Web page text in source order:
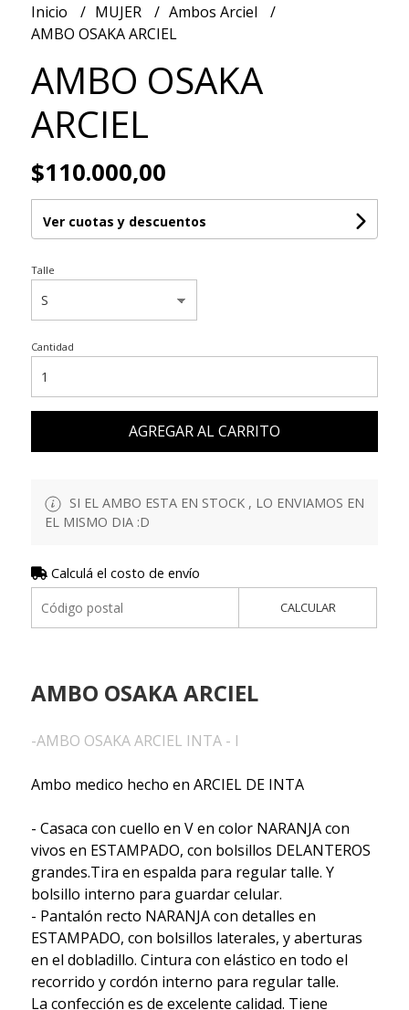
Inicio MUJER
Ambos Arciel
AMBO OSAKA ARCIEL
AMBO OSAKA
ARCIEL
$110.000,00
Ver cuotas y descuentos
Talle
Cantidad
AGREGAR AL CARRITO
SI EL AMBO ESTA EN STOCK , LO ENVIAMOS EN
EL MISMO DIA :D
Calculá el costo de envío
CALCULAR
AMBO OSAKA ARCIEL
-AMBO OSAKA ARCIEL INTA - I
Ambo medico hecho en ARCIEL DE INTA
- Casaca con cuello en V en color NARANJA con
vivos en ESTAMPADO, con bolsillos DELANTEROS
grandes.Tira en espalda para regular talle. Y
bolsillo interno para guardar celular.
- Pantalón recto NARANJA con detalles en
ESTAMPADO, con bolsillos laterales, y aberturas
en el dobladillo. Cintura con elástico en todo el
recorrido y cordón interno para regular talle.
La confección es de excelente calidad. Tiene